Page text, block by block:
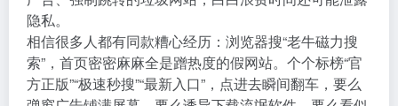
隐私。
相信很多人都有同款糟心经历：浏览器搜“老牛磁力搜
索”，首页密密麻麻全是蹭热度的假网站。个个标榜“官
方正版”“极速秒搜”“最新入口”，点进去瞬间翻车，要么